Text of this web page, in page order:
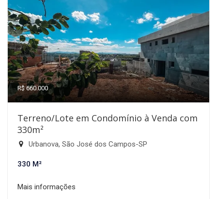
R$ 660.000
Terreno/Lote em Condomínio à Venda com
330m²
Urbanova, São José dos Campos-SP
330 M²
Mais informações